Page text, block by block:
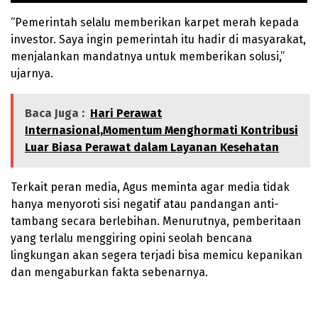
“Pemerintah selalu memberikan karpet merah kepada
investor. Saya ingin pemerintah itu hadir di masyarakat,
menjalankan mandatnya untuk memberikan solusi,”
ujarnya.
Baca Juga : Hari Perawat
Internasional,Momentum Menghormati Kontribusi
Luar Biasa Perawat dalam Layanan Kesehatan
Terkait peran media, Agus meminta agar media tidak
hanya menyoroti sisi negatif atau pandangan anti-
tambang secara berlebihan. Menurutnya, pemberitaan
yang terlalu menggiring opini seolah bencana
lingkungan akan segera terjadi bisa memicu kepanikan
dan mengaburkan fakta sebenarnya.